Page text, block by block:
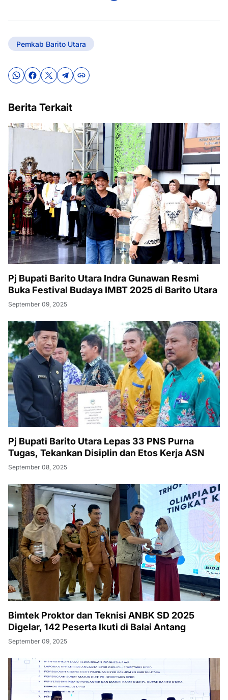
Pemkab Barito Utara
Berita Terkait
Pj Bupati Barito Utara Indra Gunawan Resmi
Buka Festival Budaya IMBT 2025 di Barito Utara
September 09, 2025
Pj Bupati Barito Utara Lepas 33 PNS Purna
Tugas, Tekankan Disiplin dan Etos Kerja ASN
September 08, 2025
Bimtek Proktor dan Teknisi ANBK SD 2025
Digelar, 142 Peserta Ikuti di Balai Antang
September 09, 2025